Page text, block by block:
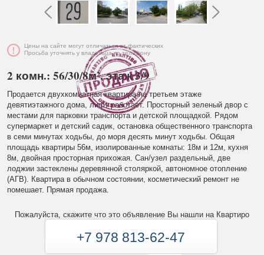
Цены на сайте могут отличаться от фактических
Просьба уточнять у владельца по телефону
2 комн.: 56/30/8м², этаж 3/9
Продается двухкомнатная квартира на третьем этаже
девятиэтажного дома, лифт работает. Просторный зеленый двор с
местами для парковки транспорта и детской площадкой. Рядом
супермаркет и детский садик, остановка общественного транспорта
в семи минутах ходьбы, до моря десять минут ходьбы. Общая
площадь квартиры 56м, изолированные комнаты: 18м и 12м, кухня
8м, двойная просторная прихожая. Сан/узел раздельный, две
лоджии застеклены деревянной столяркой, автономное отопление
(АГВ). Квартира в обычном состоянии, косметический ремонт не
помешает. Прямая продажа.
Пожалуйста, скажите что это объявление Вы нашли на Квартиро
+7 978 813-62-47